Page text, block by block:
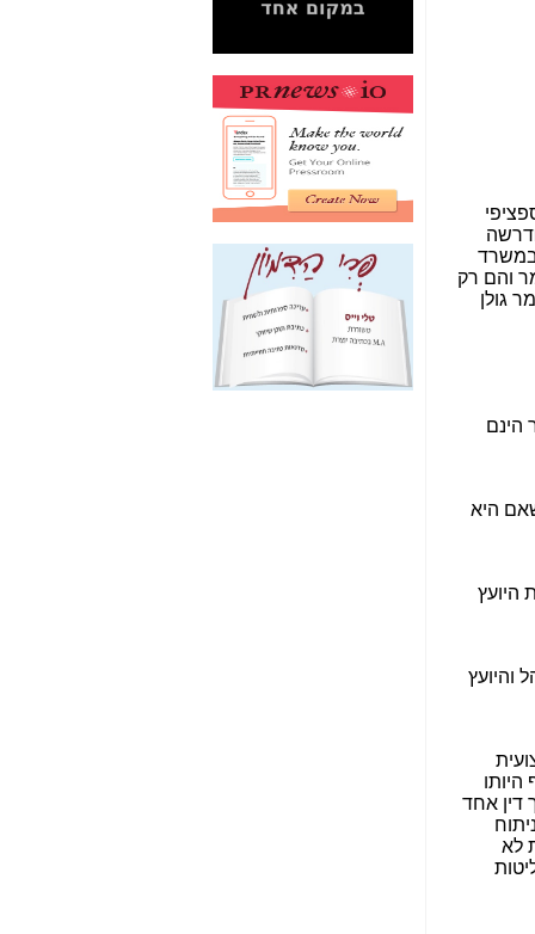
עובדות ומסמכים
האם ביבי כשר
תקשורת עזר לקב'
בזק? -כאן
מה מקור ה-Fake
News שהביא לתפירת
תיק לביבי והעלמת
החשודים הנכונים -כאן
אחת הרגליים של "תיק
4000 התפור"
התמוטטה היום
בניצחון (כפול) של בזק
-
כאן
איך כתבות מפנקות